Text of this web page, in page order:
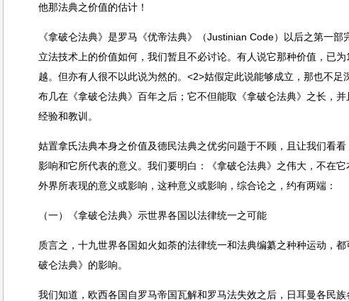
他那法典之价值的估计！
《拿破仑法典》是罗马《优帝法典》（Justinian Code）以后之第一
立法技术上的价值如何，我们暂且不必讨论。有人说它那种价值，已
越。但亦有人很不以此说为然的。<2>姑假定此说能够成立，那也不足
布几在《拿破仑法典》百年之后；它不但能取《拿破仑法典》之长，
经验和教训。
姑置拿氏法典本身之价值及德民法典之优劣问题于不顾，且让我们看
影响和它所代表的意义。我们要明白：《拿破仑法典》之伟大，不在
外界所表现的意义或影响，这种意义或影响，综合论之，约有两端：
（一）《拿破仑法典》示世界各国以法律统一之可能
质言之，十九世界各国如火如荼的法律统一和法典编纂之种种运动，
破仑法典》的影响。
我们知道，欧西各国自罗马帝国瓦解和罗马法失效之后，日耳曼各民